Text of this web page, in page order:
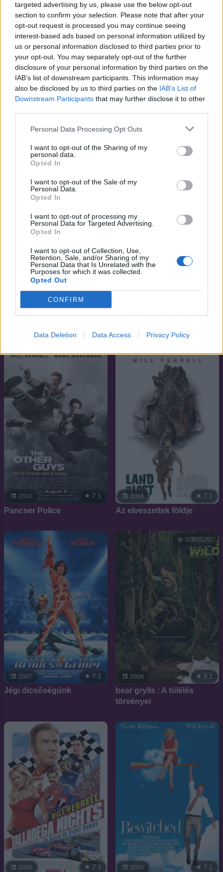
targeted advertising by us, please use the below opt-out
section to confirm your selection. Please note that after your
opt-out request is processed you may continue seeing
interest-based ads based on personal information utilized by
us or personal information disclosed to third parties prior to
your opt-out. You may separately opt-out of the further
disclosure of your personal information by third parties on the
IAB’s list of downstream participants. This information may
also be disclosed by us to third parties on the IAB’s List of
Downstream Participants that may further disclose it to other
Personal Data Processing Opt Outs
I want to opt-out of the Sharing of my
personal data.
Opted In
I want to opt-out of the Sale of my
Personal Data.
Opted In
I want to opt-out of processing my
Personal Data for Targeted Advertising.
Opted In
I want to opt-out of Collection, Use,
Retention, Sale, and/or Sharing of my
Personal Data that Is Unrelated with the
Purposes for which it was collected.
Opted Out
CONFIRM
Data Deletion Data Access Privacy Policy
Megjött apuci! 2 Megjött Apuci
2015 6.0 2014 7.1
Lego Kaland
2010 7.1
Pancser Police
2009 7.1
Az elveszettek földje
2007 7.1
Jégi dicsőségünk
2006
SOROZAT
8.1
bear grylls : A túlélés
törvényei
2006 7.1 2005 7.1